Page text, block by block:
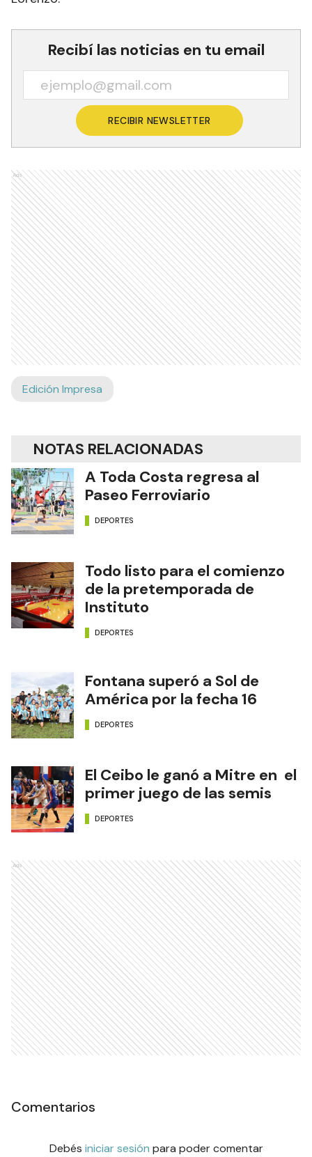
Recibí las noticias en tu email
RECIBIR NEWSLETTER
Ads
Edición Impresa
NOTAS RELACIONADAS
A Toda Costa regresa al
Paseo Ferroviario
DEPORTES
Todo listo para el comienzo
de la pretemporada de
Instituto
DEPORTES
Fontana superó a Sol de
América por la fecha 16
DEPORTES
El Ceibo le ganó a Mitre en el
primer juego de las semis
DEPORTES
Ads
Comentarios
Debés iniciar sesión para poder comentar